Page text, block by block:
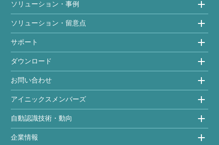
ソリューション・事例
ソリューション・留意点
サポート
ダウンロード
お問い合わせ
アイニックスメンバーズ
自動認識技術・動向
企業情報